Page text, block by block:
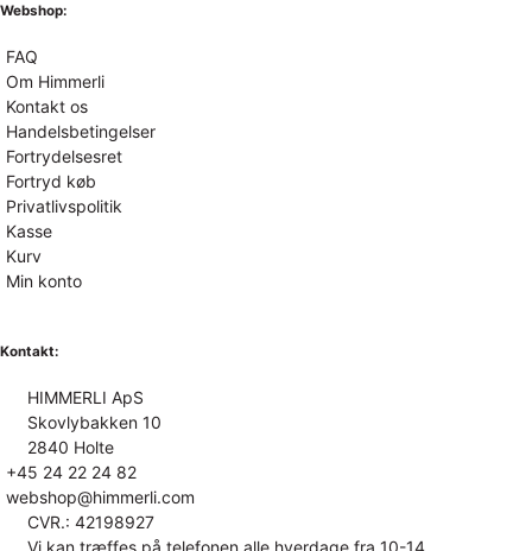
Webshop:
FAQ
Om Himmerli
Kontakt os
Handelsbetingelser
Fortrydelsesret
Fortryd køb
Privatlivspolitik
Kasse
Kurv
Min konto
Kontakt:
HIMMERLI ApS
Skovlybakken 10
2840 Holte
+45 24 22 24 82
webshop@himmerli.com
CVR.: 42198927
Vi kan træffes på telefonen alle hverdage fra 10-14